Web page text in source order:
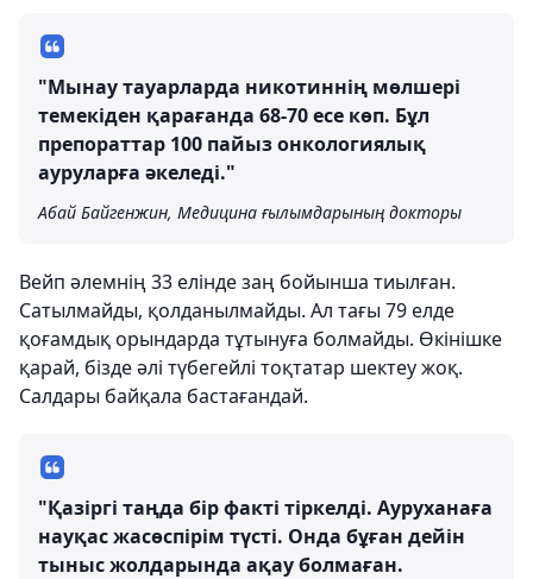
"Мынау тауарларда никотиннің мөлшері
темекіден қарағанда 68-70 есе көп. Бұл
препораттар 100 пайыз онкологиялық
ауруларға әкеледі."
Абай Байгенжин, Медицина ғылымдарының докторы
Вейп әлемнің 33 елінде заң бойынша тиылған.
Сатылмайды, қолданылмайды. Ал тағы 79 елде
қоғамдық орындарда тұтынуға болмайды. Өкінішке
қарай, бізде әлі түбегейлі тоқтатар шектеу жоқ.
Салдары байқала бастағандай.
"Қазіргі таңда бір факті тіркелді. Ауруханаға
науқас жасөспірім түсті. Онда бұған дейін
тыныс жолдарында ақау болмаған.